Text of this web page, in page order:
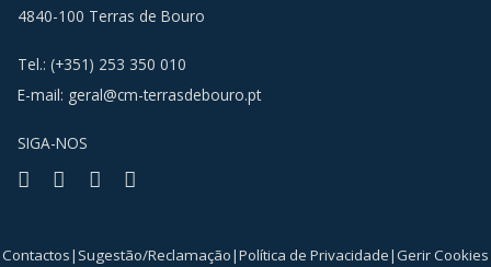
4840-100 Terras de Bouro
Tel.: (+351) 253 350 010
E-mail: geral@cm-terrasdebouro.pt
SIGA-NOS
Facebook
Youtube
Instagram
Contactos| Sugestão/Reclamação|Política de Privacidade|Gerir Cookies